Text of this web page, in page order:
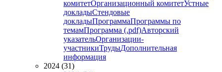
комитетОрганизационный комитетУстные
докладыСтендовые
докладыПрограммаПрограммы по
темамПрограмма (.pdf)Авторский
указательОрганизации-
участникиТрудыДополнительная
информация
2024 (31)